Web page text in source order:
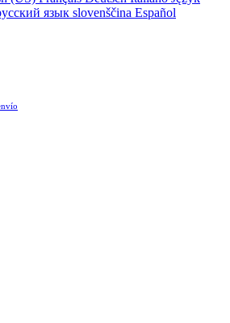
язык slovenščina Español